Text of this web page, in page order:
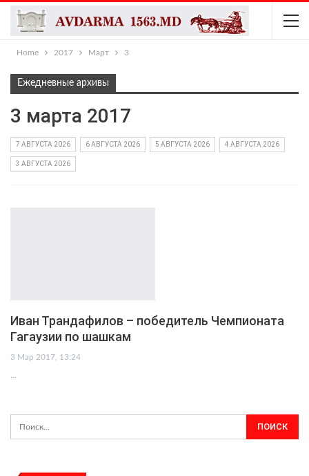
Home 2017 Март 3
Ежедневные архивы
3 марта 2017
7 АВГУСТА 2026 6 АВГУСТА 2026 5 АВГУСТА 2026 4 АВГУСТА 2026
3 АВГУСТА 2026
Иван Трандафилов – победитель Чемпионата
Гагаузии по шашкам
3 Мар 2017, 13:24
…